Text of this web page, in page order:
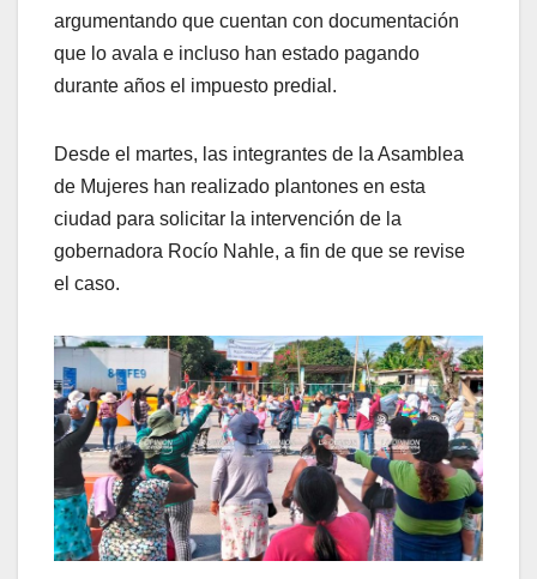
argumentando que cuentan con documentación
que lo avala e incluso han estado pagando
durante años el impuesto predial.
Desde el martes, las integrantes de la Asamblea
de Mujeres han realizado plantones en esta
ciudad para solicitar la intervención de la
gobernadora Rocío Nahle, a fin de que se revise
el caso.